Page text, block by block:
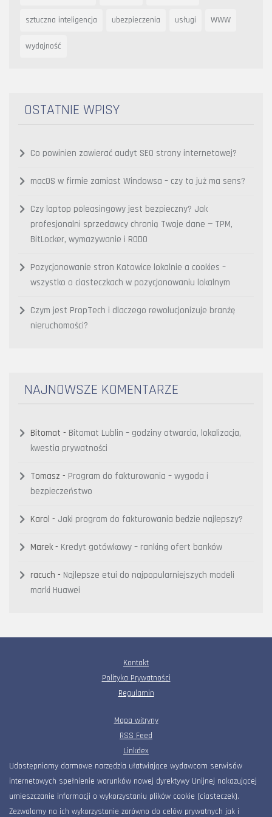
sztuczna inteligencja ubezpieczenia usługi WWW
wydajność
OSTATNIE WPISY
Co powinien zawierać audyt SEO strony internetowej?
macOS w firmie zamiast Windowsa – czy to już ma sens?
Czy laptop poleasingowy jest bezpieczny? Jak
profesjonalni sprzedawcy chronią Twoje dane — TPM,
BitLocker, wymazywanie i RODO
Pozycjonowanie stron Katowice lokalnie a cookies –
wszystko o ciasteczkach w pozycjonowaniu lokalnym
Czym jest PropTech i dlaczego rewolucjonizuje branżę
nieruchomości?
NAJNOWSZE KOMENTARZE
Bitomat - Bitomat Lublin – godziny otwarcia, lokalizacja,
kwestia prywatności
Tomasz - Program do fakturowania – wygoda i
bezpieczeństwo
Karol - Jaki program do fakturowania będzie najlepszy?
Marek - Kredyt gotówkowy – ranking ofert banków
racuch - Najlepsze etui do najpopularniejszych modeli
marki Huawei
Kontakt
Polityka Prywatności
Regulamin
Mapa witryny
RSS Feed
Linkdex
Udostępniamy darmowe narzędzia ułatwiające wydawcom serwisów
internetowych spełnienie warunków nowej dyrektywy Unijnej nakazującej
umieszczanie informacji o wykorzystaniu plików cookie (ciasteczek).
Zezwalamy na ich wykorzystanie zarówno do celów prywatnych jak i